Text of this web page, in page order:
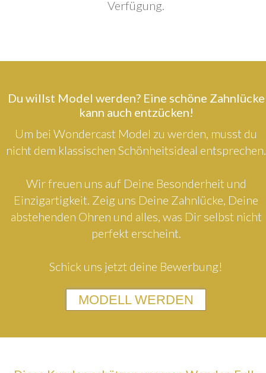
Verfügung.
Du willst Model werden? Eine schöne Zahnlücke
kann auch entzücken!
Um bei Wondercast Model zu werden, musst du
nicht dem klassischen Schönheitsideal entsprechen.
Wir freuen uns auf Deine Besonderheit und
Einzigartigkeit. Zeig uns Deine Zahnlücke, Deine
abstehenden Ohren und alles, was Dir selbst nicht
perfekt erscheint.
Schick uns jetzt deine Bewerbung!
MODELL WERDEN